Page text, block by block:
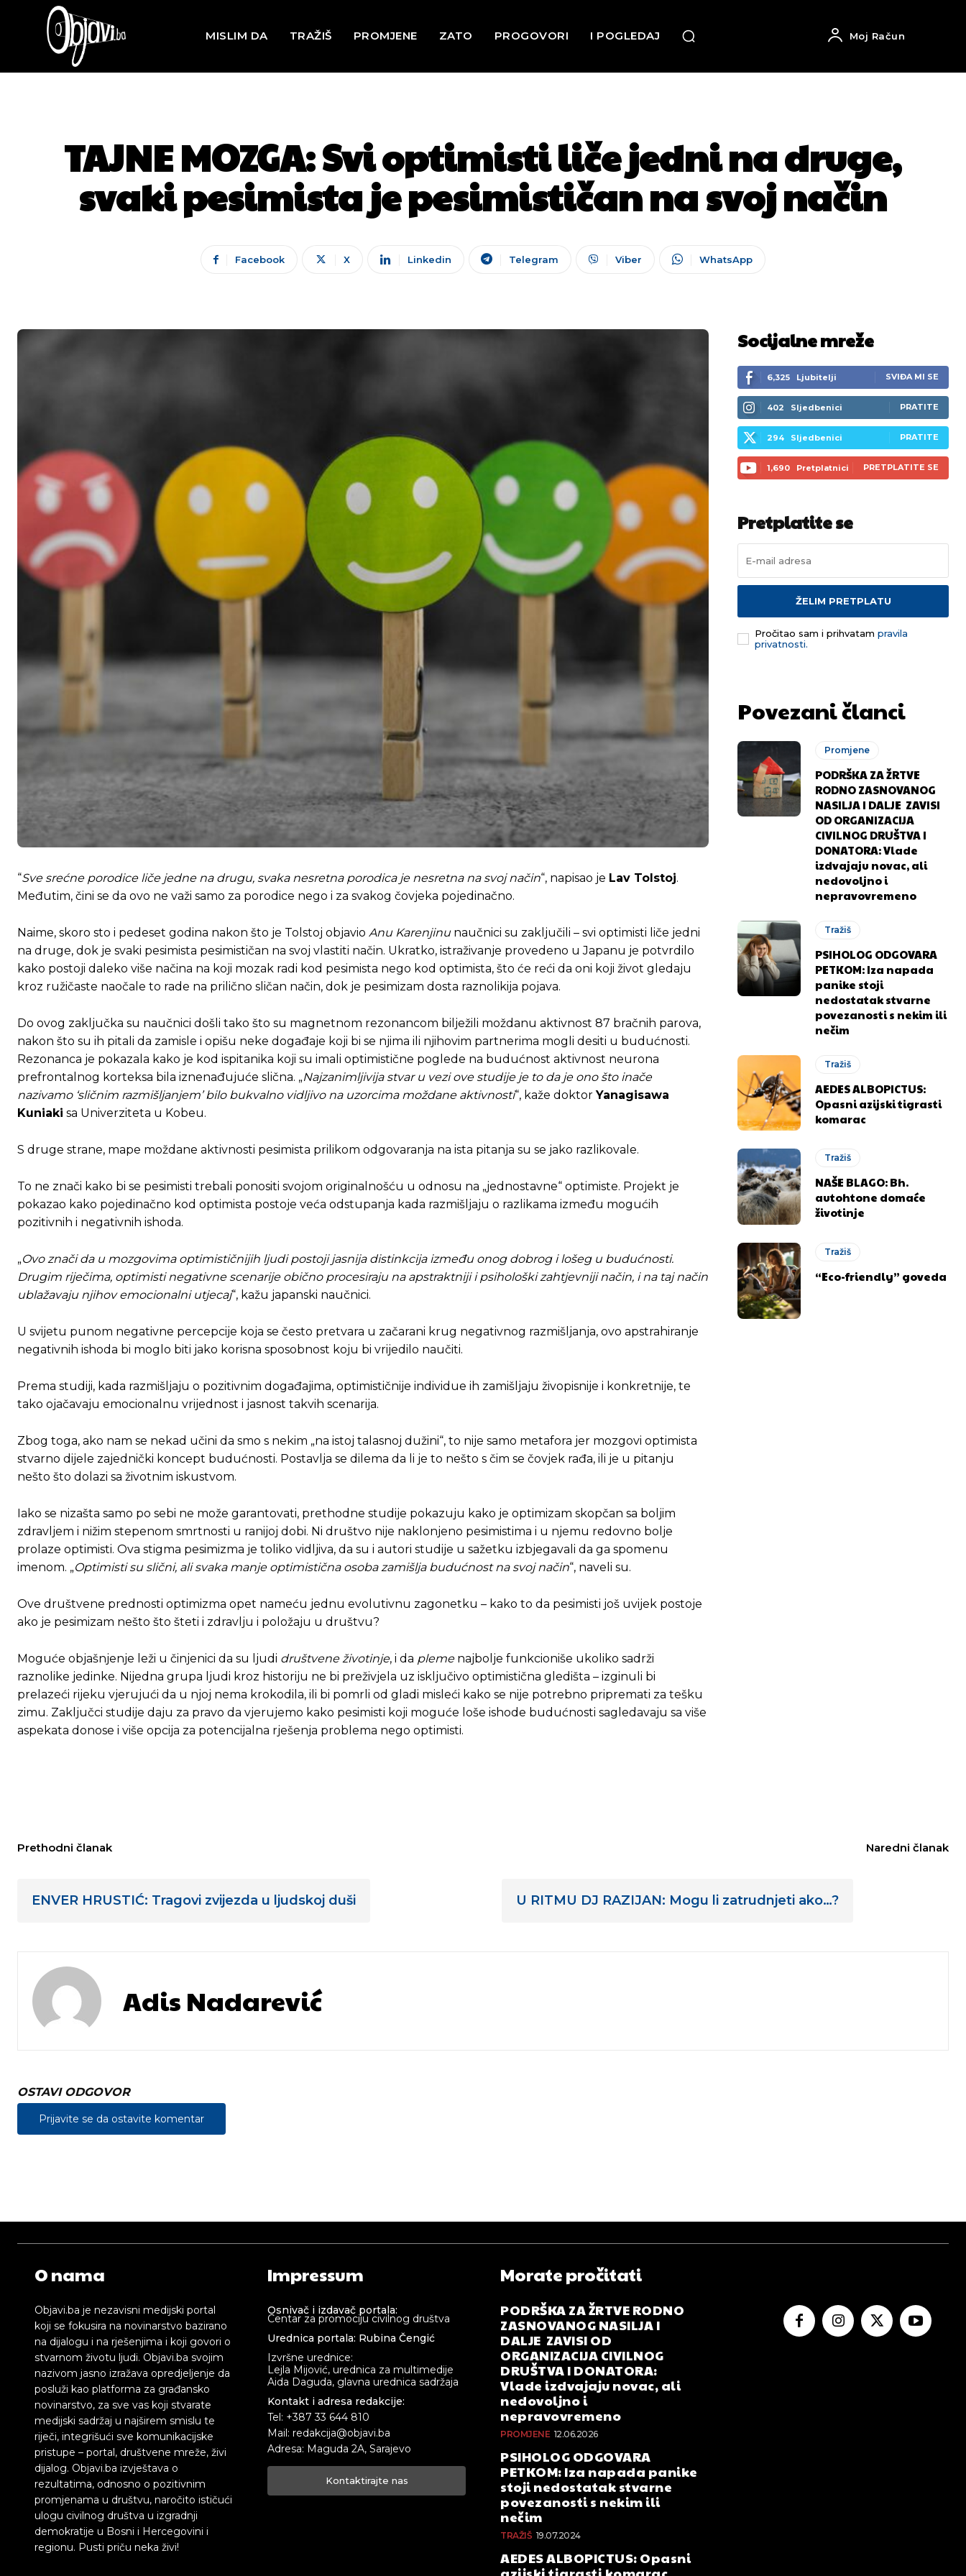
Pusti priču da živi!
Ovim putem želimo da vam se zahvalimo što ste odlučili da pustite Vašu priču da živi, Redakcija Objavi.ba
[wpuf_form id=”7463”]
Pusti priču da živi!
Ovim putem želimo da vam se zahvalimo što ste odlučili da pustite Vašu priču da živi, Redakcija Objavi.ba
[wpuf_form id=”7463”]
MISLIM DA TRAŽIŠ PROMJENE ZATO PROGOVORI I POGLEDAJ Moj Račun
TAJNE MOZGA: Svi optimisti liče jedni na druge,
svaki pesimista je pesimističan na svoj način
Facebook X Linkedin Telegram Viber WhatsApp
“Sve srećne porodice liče jedne na drugu, svaka nesretna porodica je nesretna na svoj način“, napisao je Lav Tolstoj.
Međutim, čini se da ovo ne važi samo za porodice nego i za svakog čovjeka pojedinačno.
Naime, skoro sto i pedeset godina nakon što je Tolstoj objavio Anu Karenjinu naučnici su zaključili – svi optimisti liče jedni
na druge, dok je svaki pesimista pesimističan na svoj vlastiti način. Ukratko, istraživanje provedeno u Japanu je potvrdilo
kako postoji daleko više načina na koji mozak radi kod pesimista nego kod optimista, što će reći da oni koji život gledaju
kroz ružičaste naočale to rade na prilično sličan način, dok je pesimizam dosta raznolikija pojava.
Do ovog zaključka su naučnici došli tako što su magnetnom rezonancom bilježili moždanu aktivnost 87 bračnih parova,
nakon što su ih pitali da zamisle i opišu neke događaje koji bi se njima ili njihovim partnerima mogli desiti u budućnosti.
Rezonanca je pokazala kako je kod ispitanika koji su imali optimistične poglede na budućnost aktivnost neurona
prefrontalnog korteksa bila iznenađujuće slična. „Najzanimljivija stvar u vezi ove studije je to da je ono što inače
nazivamo ‘sličnim razmišljanjem’ bilo bukvalno vidljivo na uzorcima moždane aktivnosti“, kaže doktorYanagisawa
Kuniaki sa Univerziteta u Kobeu.
S druge strane, mape moždane aktivnosti pesimista prilikom odgovaranja na ista pitanja su se jako razlikovale.
To ne znači kako bi se pesimisti trebali ponositi svojom originalnošću u odnosu na „jednostavne“ optimiste. Projekt je
pokazao kako pojedinačno kod optimista postoje veća odstupanja kada razmišljaju o razlikama između mogućih
pozitivnih i negativnih ishoda.
„Ovo znači da u mozgovima optimističnijih ljudi postoji jasnija distinkcija između onog dobrog i lošeg u budućnosti.
Drugim riječima, optimisti negativne scenarije obično procesiraju na apstraktniji i psihološki zahtjevniji način, i na taj način
ublažavaju njihov emocionalni utjecaj“, kažu japanski naučnici.
U svijetu punom negativne percepcije koja se često pretvara u začarani krug negativnog razmišljanja, ovo apstrahiranje
negativnih ishoda bi moglo biti jako korisna sposobnost koju bi vrijedilo naučiti.
Prema studiji, kada razmišljaju o pozitivnim događajima, optimističnije individue ih zamišljaju živopisnije i konkretnije, te
tako ojačavaju emocionalnu vrijednost i jasnost takvih scenarija.
Zbog toga, ako nam se nekad učini da smo s nekim „na istoj talasnoj dužini“, to nije samo metafora jer mozgovi optimista
stvarno dijele zajednički koncept budućnosti. Postavlja se dilema da li je to nešto s čim se čovjek rađa, ili je u pitanju
nešto što dolazi sa životnim iskustvom.
Iako se nizašta samo po sebi ne može garantovati, prethodne studije pokazuju kako je optimizam skopčan sa boljim
zdravljem i nižim stepenom smrtnosti u ranijoj dobi. Ni društvo nije naklonjeno pesimistima i u njemu redovno bolje
prolaze optimisti. Ova stigma pesimizma je toliko vidljiva, da su i autori studije u sažetku izbjegavali da ga spomenu
imenom. „Optimisti su slični, ali svaka manje optimistična osoba zamišlja budućnost na svoj način“, naveli su.
Ove društvene prednosti optimizma opet nameću jednu evolutivnu zagonetku – kako to da pesimisti još uvijek postoje
ako je pesimizam nešto što šteti i zdravlju i položaju u društvu?
Moguće objašnjenje leži u činjenici da su ljudi društvene životinje, i da plemenajbolje funkcioniše ukoliko sadrži
raznolike jedinke. Nijedna grupa ljudi kroz historiju ne bi preživjela uz isključivo optimistična gledišta – izginuli bi
prelazeći rijeku vjerujući da u njoj nema krokodila, ili bi pomrli od gladi misleći kako se nije potrebno pripremati za tešku
zimu. Zaključci studije daju za pravo da vjerujemo kako pesimisti koji moguće loše ishode budućnosti sagledavaju sa više
aspekata donose i više opcija za potencijalna rješenja problema nego optimisti.
Socijalne mreže
6,325 Ljubitelji SVIĐA MI SE
402 Sljedbenici PRATITE
294 Sljedbenici PRATITE
1,690 Pretplatnici PRETPLATITE SE
Pretplatite se
ŽELIM PRETPLATU
Pročitao sam i prihvatam pravila
privatnosti.
Povezani članci
Promjene
PODRŠKA ZA ŽRTVE
RODNO ZASNOVANOG
NASILJA I DALJE ZAVISI
OD ORGANIZACIJA
CIVILNOG DRUŠTVA I
DONATORA: Vlade
izdvajaju novac, ali
nedovoljno i
nepravovremeno
Tražiš
PSIHOLOG ODGOVARA
PETKOM: Iza napada
panike stoji
nedostatak stvarne
povezanosti s nekim ili
nečim
Tražiš
AEDES ALBOPICTUS:
Opasni azijski tigrasti
komarac
Tražiš
NAŠE BLAGO: Bh.
autohtone domaće
životinje
Tražiš
“Eco-friendly” goveda
Prethodni članak
ENVER HRUSTIĆ: Tragovi zvijezda u ljudskoj duši
Naredni članak
U RITMU DJ RAZIJAN: Mogu li zatrudnjeti ako…?
Adis Nadarević
OSTAVI ODGOVOR
Prijavite se da ostavite komentar
O nama
Objavi.ba je nezavisni medijski portal
koji se fokusira na novinarstvo bazirano
na dijalogu i na rješenjima i koji govori o
stvarnom životu ljudi. Objavi.ba svojim
nazivom jasno izražava opredjeljenje da
posluži kao platforma za građansko
novinarstvo, za sve vas koji stvarate
medijski sadržaj u najširem smislu te
riječi, integrišući sve komunikacijske
pristupe – portal, društvene mreže, živi
dijalog. Objavi.ba izvještava o
rezultatima, odnosno o pozitivnim
promjenama u društvu, naročito ističući
ulogu civilnog društva u izgradnji
demokratije u Bosni i Hercegovini i
regionu. Pusti priču neka živi!
Impressum
Osnivač i izdavač portala:
Centar za promociju civilnog društva
Urednica portala: Rubina Čengić
Izvršne urednice:
Lejla Mijović, urednica za multimedije
Aida Daguda, glavna urednica sadržaja
Kontakt i adresa redakcije:
Tel: +387 33 644 810
Mail: redakcija@objavi.ba
Adresa: Maguda 2A, Sarajevo
Kontaktirajte nas
Morate pročitati
PODRŠKA ZA ŽRTVE RODNO
ZASNOVANOG NASILJA I
DALJE ZAVISI OD
ORGANIZACIJA CIVILNOG
DRUŠTVA I DONATORA:
Vlade izdvajaju novac, ali
nedovoljno i
nepravovremeno
PROMJENE 12.06.2026
PSIHOLOG ODGOVARA
PETKOM: Iza napada panike
stoji nedostatak stvarne
povezanosti s nekim ili
nečim
TRAŽIŠ 19.07.2024
AEDES ALBOPICTUS: Opasni